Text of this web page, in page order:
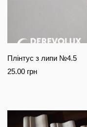
Плінтус з липи №4.5
25.00 грн